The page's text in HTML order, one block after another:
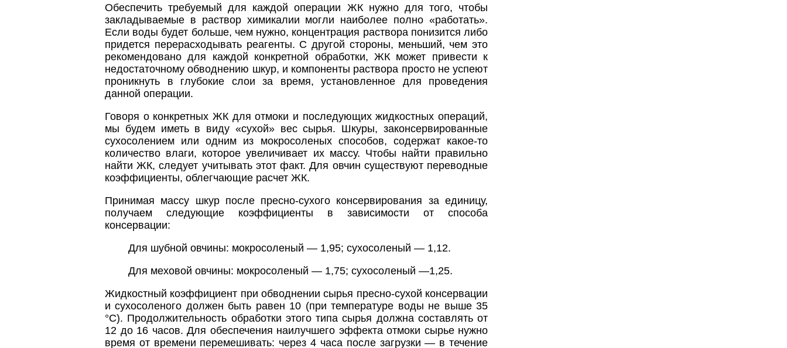
Обеспечить требуемый для каждой операции ЖК нужно для того, чтобы
закладываемые в раствор химикалии могли наиболее полно «работать».
Если воды будет больше, чем нужно, концентрация раствора понизится либо
придется перерасходывать реагенты. С другой стороны, меньший, чем это
рекомендовано для каждой конкретной обработки, ЖК может привести к
недостаточному обводнению шкур, и компоненты раствора просто не успеют
проникнуть в глубокие слои за время, установленное для проведения
данной операции.
Говоря о конкретных ЖК для отмоки и последующих жидкостных операций,
мы будем иметь в виду «сухой» вес сырья. Шкуры, законсервированные
сухосолением или одним из мокросоленых способов, содержат какое-то
количество влаги, которое увеличивает их массу. Чтобы найти правильно
найти ЖК, следует учитывать этот факт. Для овчин существуют переводные
коэффициенты, облегчающие расчет ЖК.
Принимая массу шкур после пресно-сухого консервирования за единицу,
получаем следующие коэффициенты в зависимости от способа
консервации:
Для шубной овчины: мокросоленый — 1,95; сухосоленый — 1,12.
Для меховой овчины: мокросоленый — 1,75; сухосоленый —1,25.
Жидкостный коэффициент при обводнении сырья пресно-сухой консервации
и сухосоленого должен быть равен 10 (при температуре воды не выше 35
°С). Продолжительность обработки этого типа сырья должна составлять от
12 до 16 часов. Для обеспечения наилучшего эффекта отмоки сырье нужно
время от времени перемешивать: через 4 часа после загрузки — в течение